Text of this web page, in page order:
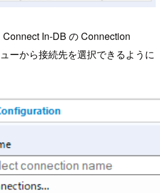
In-DB の Connection
ーから接続先を選択できるように